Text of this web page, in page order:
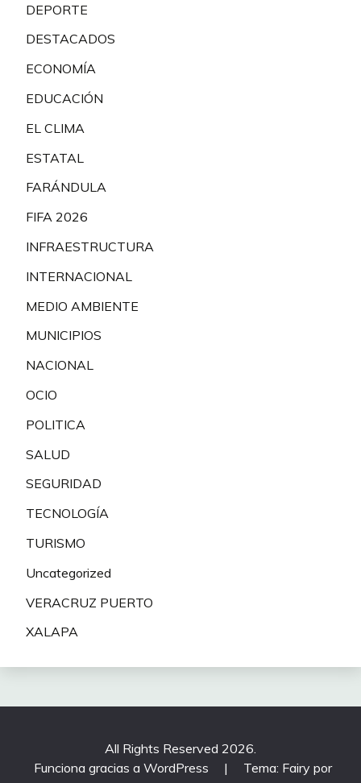
DEPORTE
DESTACADOS
ECONOMÍA
EDUCACIÓN
EL CLIMA
ESTATAL
FARÁNDULA
FIFA 2026
INFRAESTRUCTURA
INTERNACIONAL
MEDIO AMBIENTE
MUNICIPIOS
NACIONAL
OCIO
POLITICA
SALUD
SEGURIDAD
TECNOLOGÍA
TURISMO
Uncategorized
VERACRUZ PUERTO
XALAPA
All Rights Reserved 2026.
Funciona gracias a WordPress
|
Tema: Fairy por